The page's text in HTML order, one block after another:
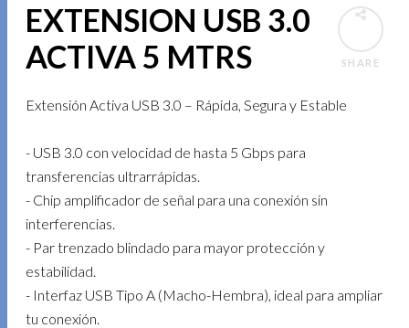
SHARE
EXTENSION USB 3.0
ACTIVA 5 MTRS
Extensión Activa USB 3.0 – Rápida, Segura y Estable
- USB 3.0 con velocidad de hasta 5 Gbps para
transferencias ultrarrápidas.
- Chip amplificador de señal para una conexión sin
interferencias.
- Par trenzado blindado para mayor protección y
estabilidad.
- Interfaz USB Tipo A (Macho-Hembra), ideal para ampliar
tu conexión.